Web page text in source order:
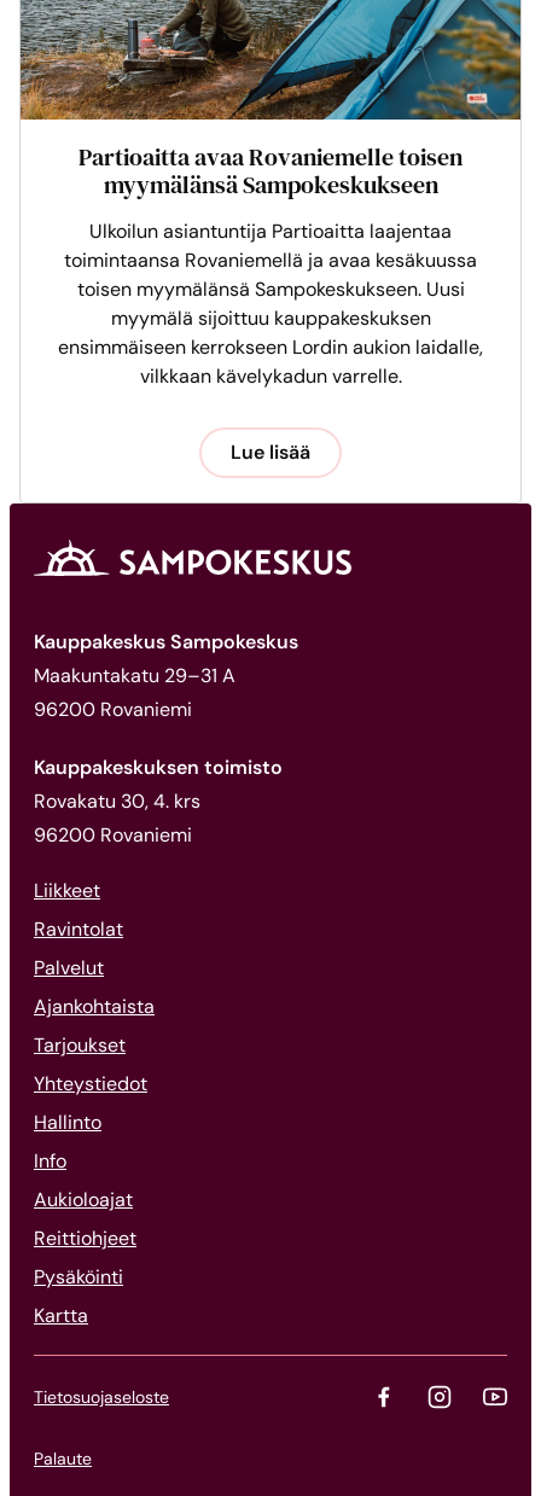
Partioaitta avaa Rovaniemelle toisen
myymälänsä Sampokeskukseen
Ulkoilun asiantuntija Partioaitta laajentaa
toimintaansa Rovaniemellä ja avaa kesäkuussa
toisen myymälänsä Sampokeskukseen. Uusi
myymälä sijoittuu kauppakeskuksen
ensimmäiseen kerrokseen Lordin aukion laidalle,
vilkkaan kävelykadun varrelle.
Lue lisää
Kauppakeskus Sampokeskus
Maakuntakatu 29–31 A
96200 Rovaniemi
Kauppakeskuksen toimisto
Rovakatu 30, 4. krs
96200 Rovaniemi
Liikkeet
Ravintolat
Palvelut
Ajankohtaista
Tarjoukset
Yhteystiedot
Hallinto
Info
Aukioloajat
Reittiohjeet
Pysäköinti
Kartta
Tietosuojaseloste
Palaute